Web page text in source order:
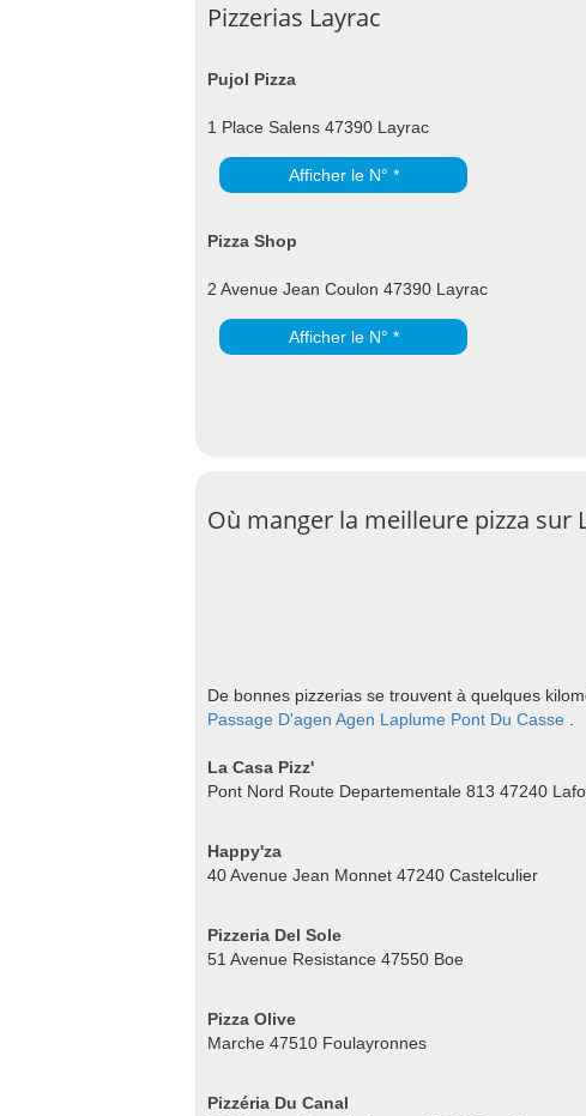
Pizzerias Layrac
Pujol Pizza
1 Place Salens 47390 Layrac
Afficher le N° *
Pizza Shop
2 Avenue Jean Coulon 47390 Layrac
Afficher le N° *
Où manger la meilleure pizza sur
De bonnes pizzerias se trouvent à quelques
Passage D'agen Agen Laplume Pont Du Casse
La Casa Pizz'
Pont Nord Route Departementale 813 47240
Happy'za
40 Avenue Jean Monnet 47240 Castelculier
Pizzeria Del Sole
51 Avenue Resistance 47550 Boe
Pizza Olive
Marche 47510 Foulayronnes
Pizzéria Du Canal